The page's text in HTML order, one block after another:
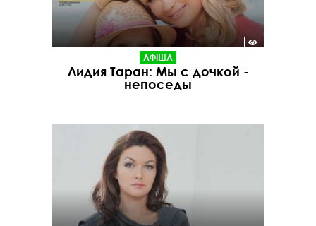
АФІША
Лидия Таран: Мы с дочкой -
непоседы